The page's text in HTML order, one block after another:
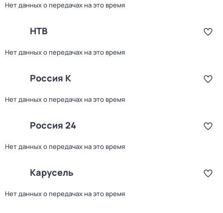
Нет данных о передачах на это время
НТВ
Нет данных о передачах на это время
Россия К
Нет данных о передачах на это время
Россия 24
Нет данных о передачах на это время
Карусель
Нет данных о передачах на это время